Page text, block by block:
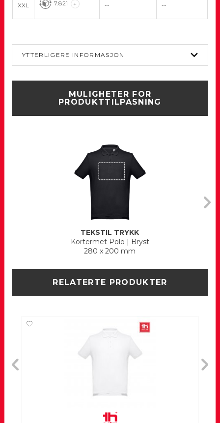
XXL 7.821 + -- --
YTTERLIGERE INFORMASJON
MULIGHETER FOR
PRODUKTTILPASNING
TEKSTIL TRYKK
Kortermet Polo | Bryst
280 x 200 mm
RELATERTE PRODUKTER